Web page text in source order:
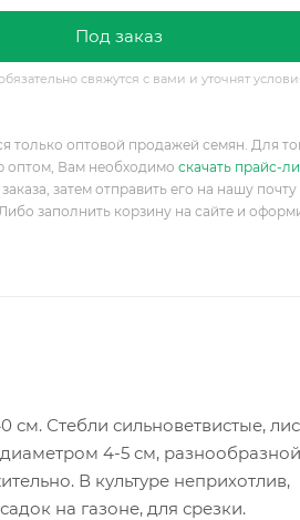
Под заказ
свяжутся с вами и уточнят
только оптовой продажей семян. Для
оптом, Вам необходимо скачать прайс-
затем отправить его на нашу почту
заполнить корзину на сайте и
Стебли сильноветвистые,
4-5 см,
В культуре неприхотлив,
на газоне, для срезки.